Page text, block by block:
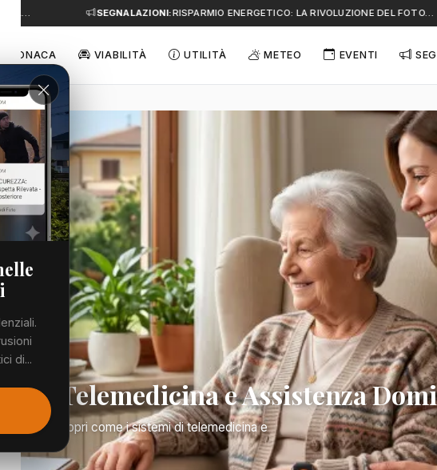
SEGNALAZIONI:RISPARMIO ENERGETICO: LA RIVOLUZIONE DEL FOTO…
CRONACA VIABILITÀ UTILITÀ METEO EVENTI
di...
Telemedicina e Assistenza
di tutto. Scopri come i sistemi di telemedicina e